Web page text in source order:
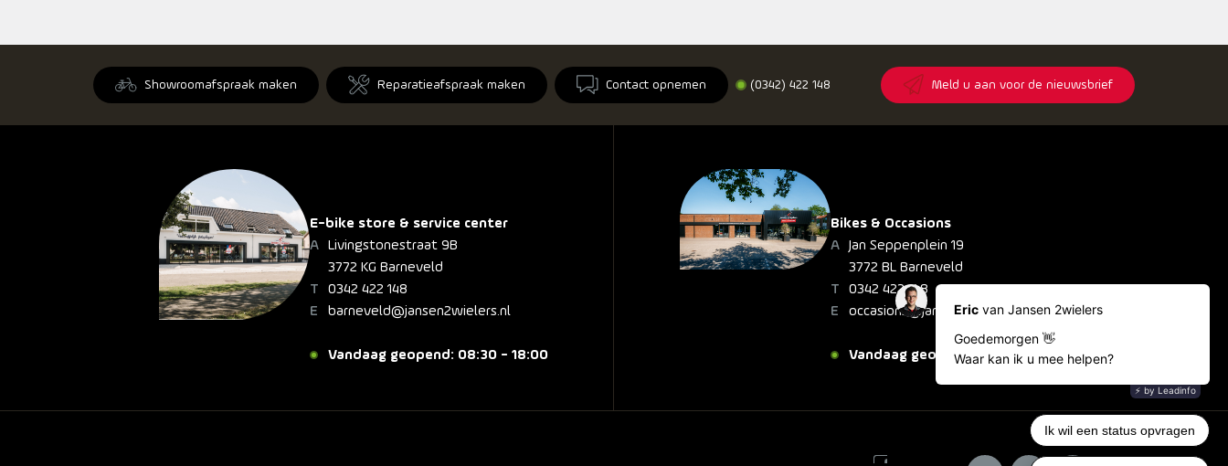
Showroomafspraak maken Reparatieafspraak maken Contact opnemen (0342) 422 148 Meld u aan voor de nieuwsbrief
E-bike store & service center
Livingstonestraat 9B
3772 KG Barneveld
0342 422 148
barneveld@jansen2wielers.nl
Vandaag geopend: 08:30 - 18:00
Bikes & Occasions
Jan Seppenplein 19
3772 BL Barneveld
0342 422 148
occasions@jansen2wielers.nl
Vandaag geopend: 08:30 - 18:00